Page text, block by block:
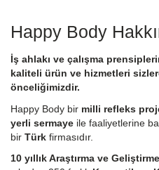
Happy Body
İş ahlakı ve çalışma
kaliteli ürün ve hizmetleri
önceliğimizdir.
Happy Body bir milli refleks
yerli sermaye ile faaliyetlerine
bir Türk firmasıdır.
10 yıllık Araştırma ve Geliştirme